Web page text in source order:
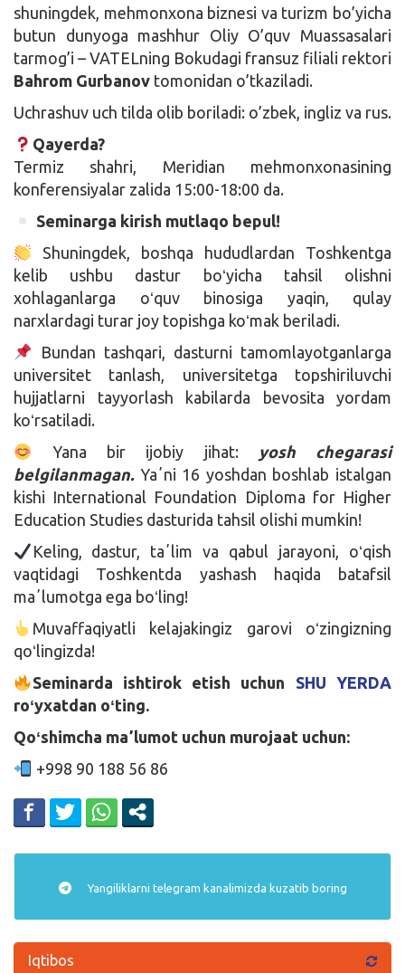
shuningdek, mehmonxona biznesi va turizm bo’yicha
butun dunyoga mashhur Oliy O’quv Muassasalari
tarmog’i – VATELning Bokudagi fransuz filiali rektori
Bahrom Gurbanov tomonidan o’tkaziladi.
Uchrashuv uch tilda olib boriladi: o’zbek, ingliz va rus.
Qayerda?
Termiz shahri, Meridian mehmonxonasining
konferensiyalar zalida 15:00-18:00 da.
Seminarga kirish mutlaqo bepul!
Shuningdek, boshqa hududlardan Toshkentga
kelib ushbu dastur boʻyicha tahsil olishni
xohlaganlarga oʻquv binosiga yaqin, qulay
narxlardagi turar joy topishga koʻmak beriladi.
Bundan tashqari, dasturni tamomlayotganlarga
universitet tanlash, universitetga topshiriluvchi
hujjatlarni tayyorlash kabilarda bevosita yordam
koʻrsatiladi.
Yana bir ijobiy jihat:
yosh chegarasi
belgilanmagan.Yaʼni 16 yoshdan boshlab istalgan
kishi International Foundation Diploma for Higher
Education Studies dasturida tahsil olishi mumkin!
Keling, dastur, taʼlim va qabul jarayoni, oʻqish
vaqtidagi Toshkentda yashash haqida batafsil
maʼlumotga ega boʻling!
Muvaffaqiyatli kelajakingiz garovi oʻzingizning
qoʻlingizda!
Seminarda ishtirok etish uchun SHU YERDA
roʻyxatdan oʻting.
Qoʻshimcha maʼlumot uchun murojaat uchun:
+998 90 188 56 86
Yangiliklarni telegram kanalimizda kuzatib boring
Iqtibos